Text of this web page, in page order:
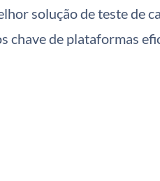
solução de teste de
chave de plataformas